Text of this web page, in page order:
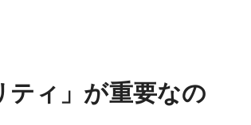
ティ」が重要なの